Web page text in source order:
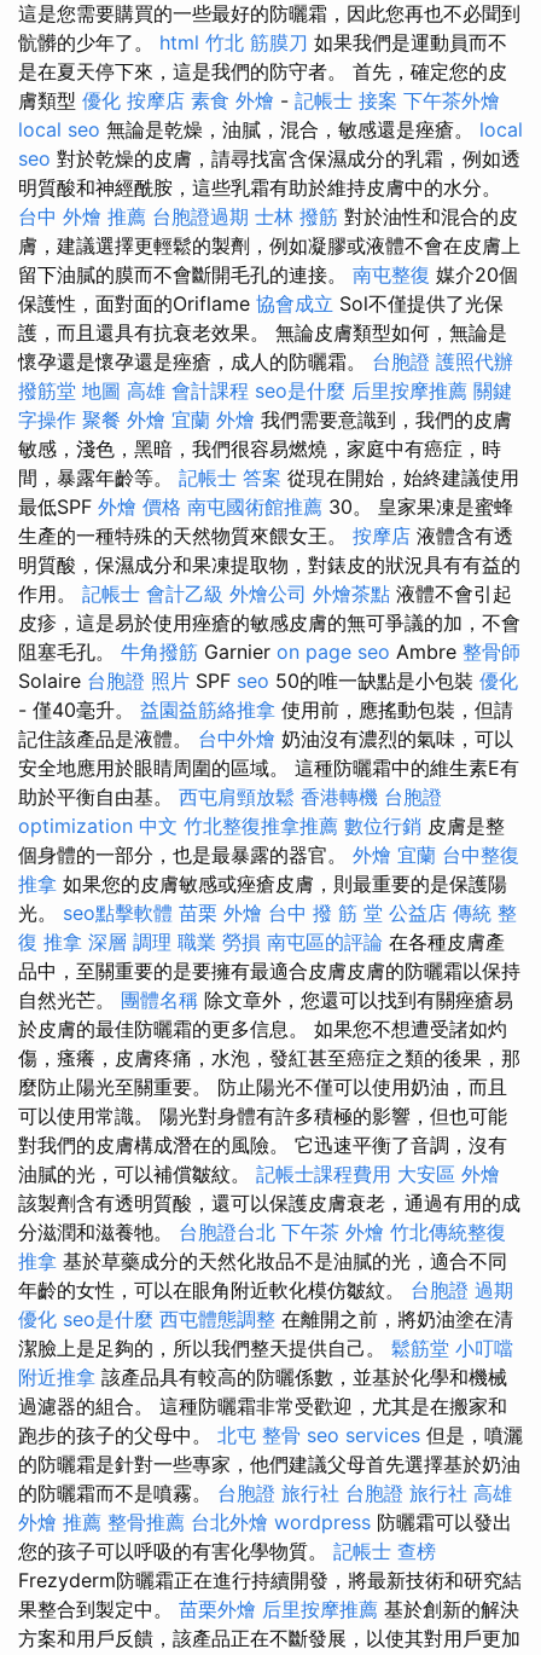
這是您需要購買的一些最好的防曬霜，因此您再也不必聞到
骯髒的少年了。 html 竹北 筋膜刀 如果我們是運動員而不
是在夏天停下來，這是我們的防守者。 首先，確定您的皮
膚類型 優化 按摩店 素食 外燴 - 記帳士 接案 下午茶外燴
local seo 無論是乾燥，油膩，混合，敏感還是痤瘡。 local
seo 對於乾燥的皮膚，請尋找富含保濕成分的乳霜，例如透
明質酸和神經酰胺，這些乳霜有助於維持皮膚中的水分。
台中 外燴 推薦 台胞證過期 士林 撥筋 對於油性和混合的皮
膚，建議選擇更輕鬆的製劑，例如凝膠或液體不會在皮膚上
留下油膩的膜而不會斷開毛孔的連接。 南屯整復 媒介20個
保護性，面對面的Oriflame 協會成立 Sol不僅提供了光保
護，而且還具有抗衰老效果。 無論皮膚類型如何，無論是
懷孕還是懷孕還是痤瘡，成人的防曬霜。 台胞證 護照代辦
撥筋堂 地圖 高雄 會計課程 seo是什麼 后里按摩推薦 關鍵
字操作 聚餐 外燴 宜蘭 外燴 我們需要意識到，我們的皮膚
敏感，淺色，黑暗，我們很容易燃燒，家庭中有癌症，時
間，暴露年齡等。 記帳士 答案 從現在開始，始終建議使用
最低SPF 外燴 價格 南屯國術館推薦 30。 皇家果凍是蜜蜂
生產的一種特殊的天然物質來餵女王。 按摩店 液體含有透
明質酸，保濕成分和果凍提取物，對錶皮的狀況具有有益的
作用。 記帳士 會計乙級 外燴公司 外燴茶點 液體不會引起
皮疹，這是易於使用痤瘡的敏感皮膚的無可爭議的加，不會
阻塞毛孔。 牛角撥筋 Garnier on page seo Ambre 整骨師
Solaire 台胞證 照片 SPF seo 50的唯一缺點是小包裝 優化
- 僅40毫升。 益園益筋絡推拿 使用前，應搖動包裝，但請
記住該產品是液體。 台中外燴 奶油沒有濃烈的氣味，可以
安全地應用於眼睛周圍的區域。 這種防曬霜中的維生素E有
助於平衡自由基。 西屯肩頸放鬆 香港轉機 台胞證
optimization 中文 竹北整復推拿推薦 數位行銷 皮膚是整
個身體的一部分，也是最暴露的器官。 外燴 宜蘭 台中整復
推拿 如果您的皮膚敏感或痤瘡皮膚，則最重要的是保護陽
光。 seo點擊軟體 苗栗 外燴 台中 撥 筋 堂 公益店 傳統 整
復 推拿 深層 調理 職業 勞損 南屯區的評論 在各種皮膚產
品中，至關重要的是要擁有最適合皮膚皮膚的防曬霜以保持
自然光芒。 團體名稱 除文章外，您還可以找到有關痤瘡易
於皮膚的最佳防曬霜的更多信息。 如果您不想遭受諸如灼
傷，瘙癢，皮膚疼痛，水泡，發紅甚至癌症之類的後果，那
麼防止陽光至關重要。 防止陽光不僅可以使用奶油，而且
可以使用常識。 陽光對身體有許多積極的影響，但也可能
對我們的皮膚構成潛在的風險。 它迅速平衡了音調，沒有
油膩的光，可以補償皺紋。 記帳士課程費用 大安區 外燴
該製劑含有透明質酸，還可以保護皮膚衰老，通過有用的成
分滋潤和滋養牠。 台胞證台北 下午茶 外燴 竹北傳統整復
推拿 基於草藥成分的天然化妝品不是油膩的光，適合不同
年齡的女性，可以在眼角附近軟化模仿皺紋。 台胞證 過期
優化 seo是什麼 西屯體態調整 在離開之前，將奶油塗在清
潔臉上是足夠的，所以我們整天提供自己。 鬆筋堂 小叮噹
附近推拿 該產品具有較高的防曬係數，並基於化學和機械
過濾器的組合。 這種防曬霜非常受歡迎，尤其是在搬家和
跑步的孩子的父母中。 北屯 整骨 seo services 但是，噴灑
的防曬霜是針對一些專家，他們建議父母首先選擇基於奶油
的防曬霜而不是噴霧。 台胞證 旅行社 台胞證 旅行社 高雄
外燴 推薦 整骨推薦 台北外燴 wordpress 防曬霜可以發出
您的孩子可以呼吸的有害化學物質。 記帳士 查榜
Frezyderm防曬霜正在進行持續開發，將最新技術和研究結
果整合到製定中。 苗栗外燴 后里按摩推薦 基於創新的解決
方案和用戶反饋，該產品正在不斷發展，以使其對用戶更加